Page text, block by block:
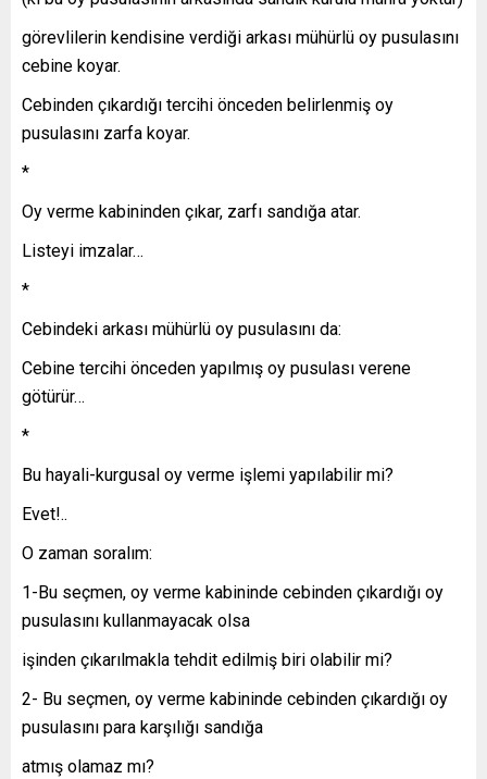
görevlilerin kendisine verdiği arkası mühürlü oy pusulasını
cebine koyar.
Cebinden çıkardığı tercihi önceden belirlenmiş oy
pusulasını zarfa koyar.
*
Oy verme kabininden çıkar, zarfı sandığa atar.
Listeyi imzalar…
*
Cebindeki arkası mühürlü oy pusulasını da:
Cebine tercihi önceden yapılmış oy pusulası verene
götürür…
*
Bu hayali-kurgusal oy verme işlemi yapılabilir mi?
Evet!..
O zaman soralım:
1-Bu seçmen, oy verme kabininde cebinden çıkardığı oy
pusulasını kullanmayacak olsa
işinden çıkarılmakla tehdit edilmiş biri olabilir mi?
2- Bu seçmen, oy verme kabininde cebinden çıkardığı oy
pusulasını para karşılığı sandığa
atmış olamaz mı?